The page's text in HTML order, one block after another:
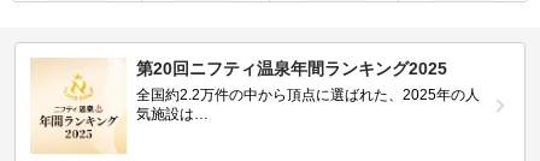
第20回ニフティ温泉年間ランキング2025
全国約2.2万件の中から頂点に選ばれた、2025年の人
気施設は…